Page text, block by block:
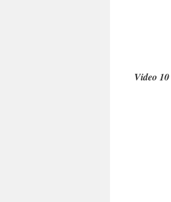
Video 10